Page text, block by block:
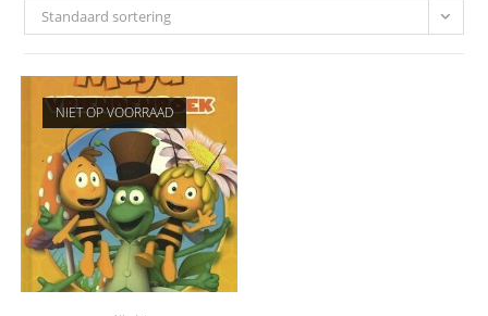
Standaard sortering
NIET OP VOORRAAD